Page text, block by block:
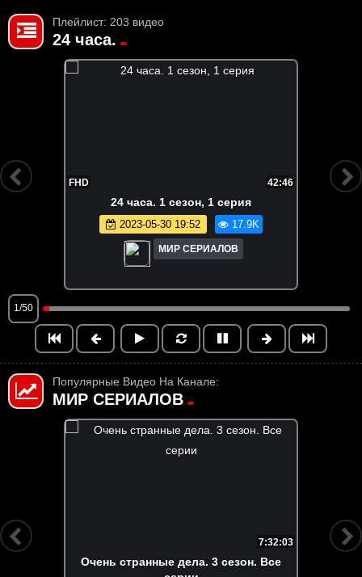
Плейлист: 203 видео
24 часа.
FHD 42:46
24 часа. 1 сезон, 1 серия
2023-05-30 19:52 17.9K
МИР СЕРИАЛОВ
1/50
Популярные Видео На Канале:
МИР СЕРИАЛОВ
7:44:37
Очень странные дела. 2 сезон. Все